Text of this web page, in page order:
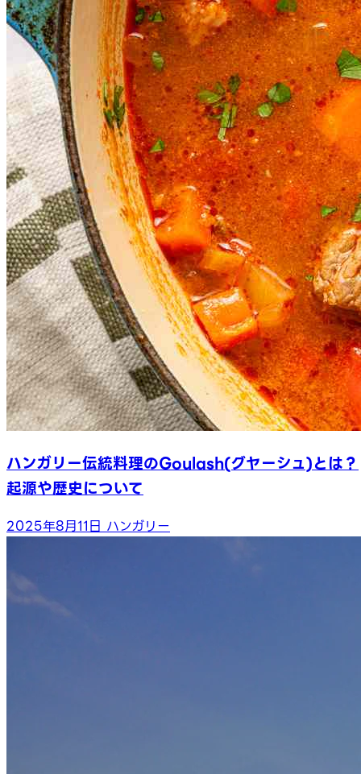
ハンガリー伝統料理のGoulash(グヤーシュ)とは？
起源や歴史について
2025年8月11日 ハンガリー